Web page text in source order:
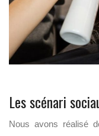
Les scénari
Nous avons réalisé